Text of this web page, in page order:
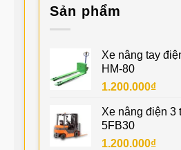
Sản phẩm
Xe nâng tay
HM-80
1.200.000₫
Xe nâng điện 3
5FB30
1.200.000₫